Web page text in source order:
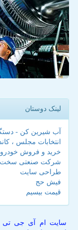
لینک دوستان
آب شیرین کن -
انتخابات مجلس ،
خرید و فروش خودرو
شرکت صنعتی
طراحی سایت
فیش حج
قیمت بیسیم
سایت ام آی جی تی